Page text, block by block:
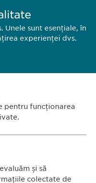
SRL
SRL
Unele sunt esențiale, în
experienței dvs.
pentru funcționarea
și să
colectate de